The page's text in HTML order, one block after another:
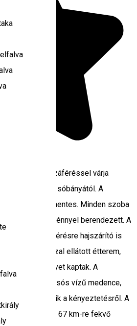
wifihozzáféréssel várja
perces sétára a sóbányától. A
használata díjmentes. Minden szoba
mini hűtőszekrénnyel berendezett. A
tartozik. Kérésre hajszárító is
tágas terasszal ellátott étterem,
is helyet kaptak. A
medence, sós vízű medence,
gondoskodik a kényeztetésről. A
Marosvásárhely 67 km-re fekvő